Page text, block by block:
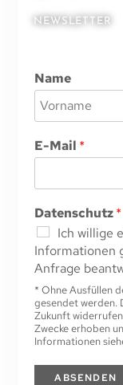
NEWSLETTER
Name
o
r
m
e
E-Mail *
Datenschutz*
Ich willige
Informationen
Anfrage
* Ohne Ausfüllen
gesendet werden.
Zukunft
Zwecke erhoben
Informationen
ABSENDEN